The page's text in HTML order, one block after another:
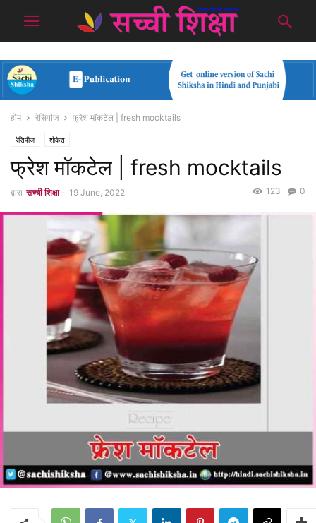
होम रेसिपीज फ्रेश मॉकटेल | fresh mocktails
रेसिपीज शोकेस
फ्रेश मॉकटेल | fresh mocktails
द्वारा सच्ची शिक्षा - 19 June, 2022 0
123